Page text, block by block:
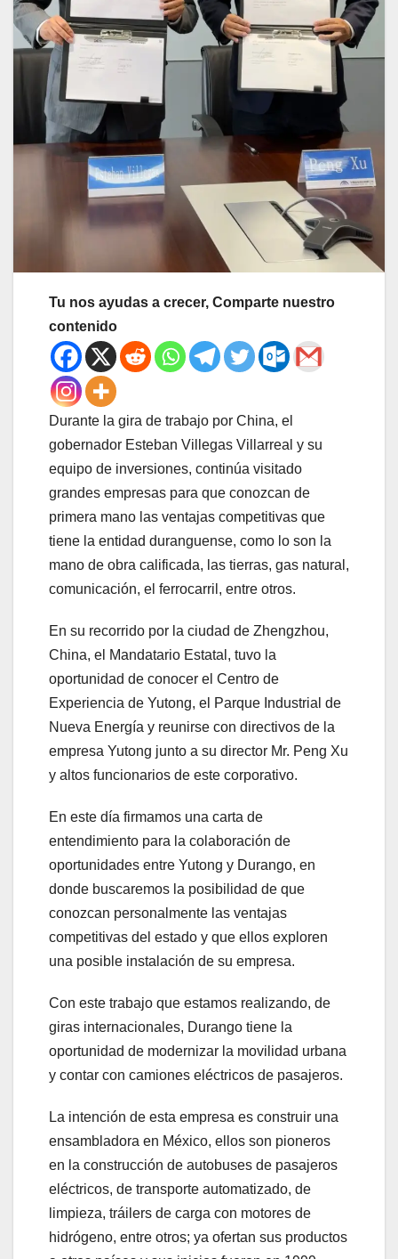
Tu nos ayudas a crecer, Comparte nuestro
contenido
Durante la gira de trabajo por China, el
gobernador Esteban Villegas Villarreal y su
equipo de inversiones, continúa visitado
grandes empresas para que conozcan de
primera mano las ventajas competitivas que
tiene la entidad duranguense, como lo son la
mano de obra calificada, las tierras, gas natural,
comunicación, el ferrocarril, entre otros.
En su recorrido por la ciudad de Zhengzhou,
China, el Mandatario Estatal, tuvo la
oportunidad de conocer el Centro de
Experiencia de Yutong, el Parque Industrial de
Nueva Energía y reunirse con directivos de la
empresa Yutong junto a su director Mr. Peng Xu
y altos funcionarios de este corporativo.
En este día firmamos una carta de
entendimiento para la colaboración de
oportunidades entre Yutong y Durango, en
donde buscaremos la posibilidad de que
conozcan personalmente las ventajas
competitivas del estado y que ellos exploren
una posible instalación de su empresa.
Con este trabajo que estamos realizando, de
giras internacionales, Durango tiene la
oportunidad de modernizar la movilidad urbana
y contar con camiones eléctricos de pasajeros.
La intención de esta empresa es construir una
ensambladora en México, ellos son pioneros
en la construcción de autobuses de pasajeros
eléctricos, de transporte automatizado, de
limpieza, tráilers de carga con motores de
hidrógeno, entre otros; ya ofertan sus productos